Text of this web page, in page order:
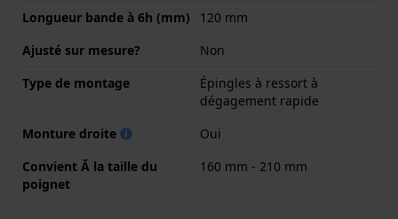
Longueur bande à 6h (mm)
120 mm
Ajusté sur mesure?
Non
Type de montage
Épingles à ressort à
dégagement rapide
Monture droite
Oui
Convient Ă la taille du
poignet
160 mm - 210 mm